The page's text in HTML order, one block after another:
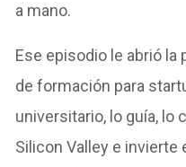
a mano.
Ese episodio le abrió la
de formación para
universitario, lo guía, lo
Silicon Valley e